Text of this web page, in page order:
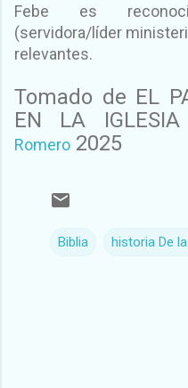
Febe es
(servidora/líder
relevantes.
Tomado de EL
EN LA
Romero 2025
Biblia historia De